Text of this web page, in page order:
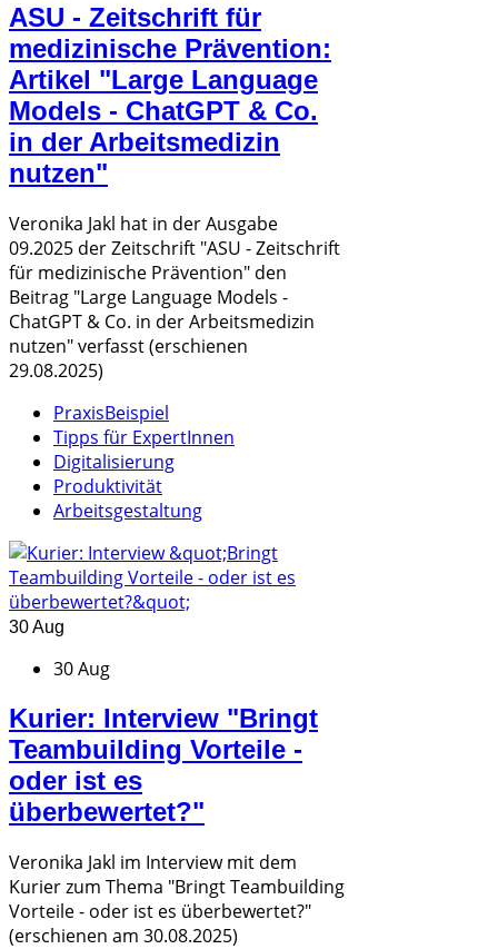
ASU - Zeitschrift für
medizinische Prävention:
Artikel "Large Language
Models - ChatGPT & Co.
in der Arbeitsmedizin
nutzen"
Veronika Jakl hat in der Ausgabe
09.2025 der Zeitschrift "ASU - Zeitschrift
für medizinische Prävention" den
Beitrag "Large Language Models -
ChatGPT & Co. in der Arbeitsmedizin
nutzen" verfasst (erschienen
29.08.2025)
PraxisBeispiel
Tipps für ExpertInnen
Digitalisierung
Produktivität
Arbeitsgestaltung
30 Aug
30 Aug
Kurier: Interview "Bringt
Teambuilding Vorteile -
oder ist es
überbewertet?"
Veronika Jakl im Interview mit dem
Kurier zum Thema "Bringt Teambuilding
Vorteile - oder ist es überbewertet?"
(erschienen am 30.08.2025)